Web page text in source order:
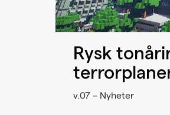
Rysk
v.07 – Nyheter